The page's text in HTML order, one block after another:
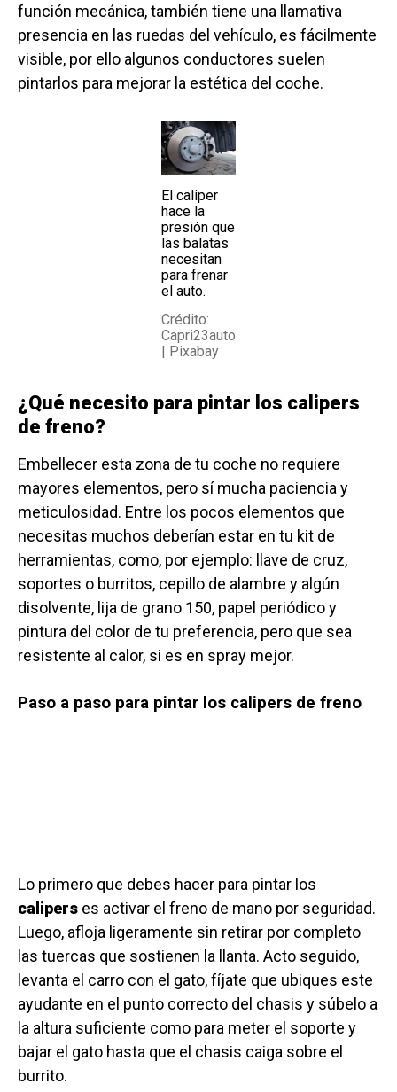
función mecánica, también tiene una llamativa
presencia en las ruedas del vehículo, es fácilmente
visible, por ello algunos conductores suelen
pintarlos para mejorar la estética del coche.
El caliper
hace la
presión que
las balatas
necesitan
para frenar
el auto.
Crédito:
Capri23auto
| Pixabay
¿Qué necesito para pintar los calipers
de freno?
Embellecer esta zona de tu coche no requiere
mayores elementos, pero sí mucha paciencia y
meticulosidad. Entre los pocos elementos que
necesitas muchos deberían estar en tu kit de
herramientas, como, por ejemplo: llave de cruz,
soportes o burritos, cepillo de alambre y algún
disolvente, lija de grano 150, papel periódico y
pintura del color de tu preferencia, pero que sea
resistente al calor, si es en spray mejor.
Paso a paso para pintar los calipers de freno
Lo primero que debes hacer para pintar los
calipers es activar el freno de mano por seguridad.
Luego, afloja ligeramente sin retirar por completo
las tuercas que sostienen la llanta. Acto seguido,
levanta el carro con el gato, fíjate que ubiques este
ayudante en el punto correcto del chasis y súbelo a
la altura suficiente como para meter el soporte y
bajar el gato hasta que el chasis caiga sobre el
burrito.